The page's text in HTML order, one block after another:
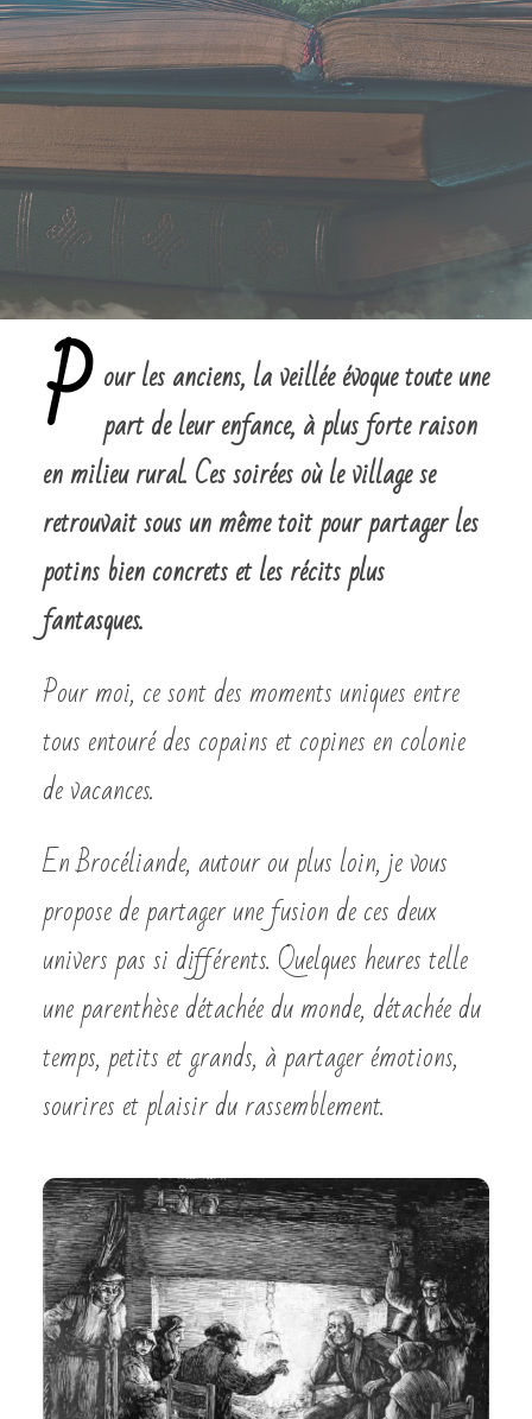
P our les anciens, la veillée évoque toute une
part de leur enfance, à plus forte raison
en milieu rural. Ces soirées où le village se
retrouvait sous un même toit pour partager les
potins bien concrets et les récits plus
fantasques.
Pour moi, ce sont des moments uniques entre
tous entouré des copains et copines en colonie
de vacances.
En Brocéliande, autour ou plus loin, je vous
propose de partager une fusion de ces deux
univers pas si différents. Quelques heures telle
une parenthèse détachée du monde, détachée du
temps, petits et grands, à partager émotions,
sourires et plaisir du rassemblement.